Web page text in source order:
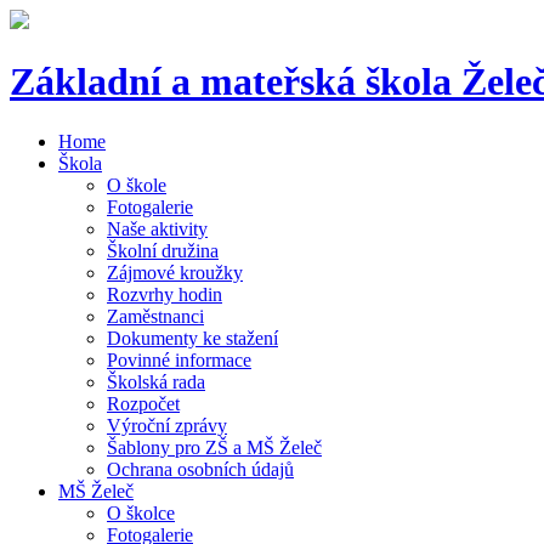
Základní a mateřská škola
Home
Škola
O škole
Fotogalerie
Naše aktivity
Školní družina
Zájmové kroužky
Rozvrhy hodin
Zaměstnanci
Dokumenty ke stažení
Povinné informace
Školská rada
Rozpočet
Výroční zprávy
Šablony pro ZŠ a MŠ Želeč
Ochrana osobních údajů
MŠ Želeč
O školce
Fotogalerie